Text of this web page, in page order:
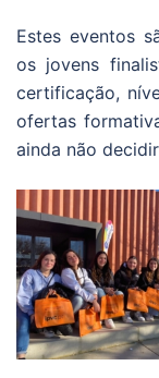
Estes eventos
os jovens
certificação,
ofertas
ainda não